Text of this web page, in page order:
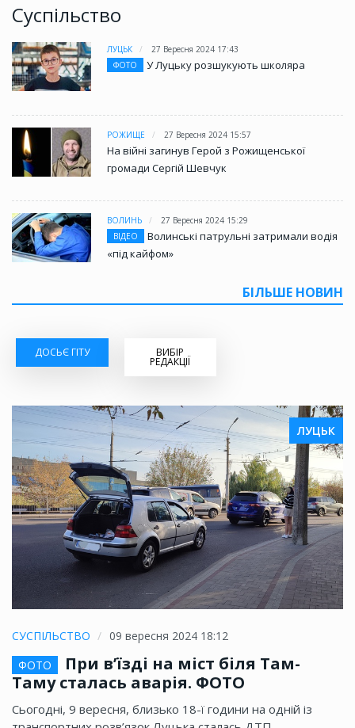
Суспільство
ЛУЦЬК
27 Вересня 2024 17:43
ФОТО
У Луцьку розшукують школяра
РОЖИЩЕ 27 Вересня 2024 15:57
На війні загинув Герой з Рожищенської
громади Сергій Шевчук
ВОЛИНЬ
27 Вересня 2024 15:29
ВІДЕО
Волинські патрульні затримали водія
«під кайфом»
БІЛЬШЕ НОВИН
ДОСЬЄ ГІТУ ВИБІР
РЕДАКЦІЇ
ЛУЦЬК
СУСПІЛЬСТВО
09 вересня 2024 18:12
ФОТО
При в’їзді на міст біля Там-
Таму сталась аварія. ФОТО
Сьогодні, 9 вересня, близько 18-ї години на одній із